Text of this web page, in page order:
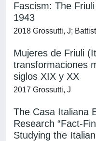
Fascism: The
1943
2018 Grossutti, J;
Mujeres de Friuli
transformaciones
siglos XIX y XX
2017 Grossutti, J
The Casa Italiana
Research “Fact-
Studying the